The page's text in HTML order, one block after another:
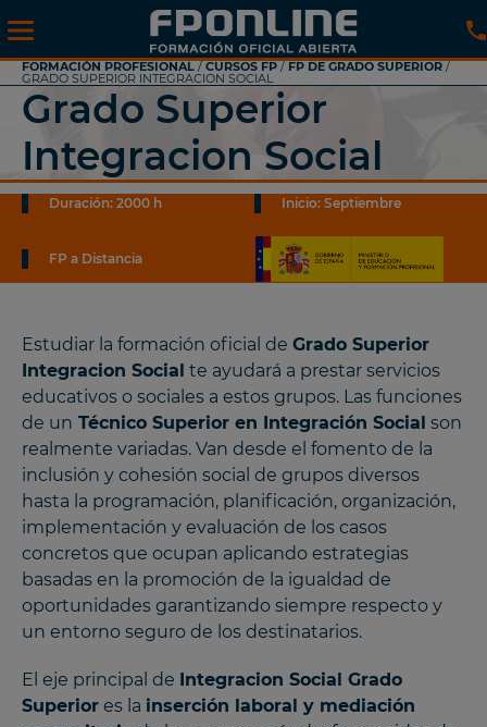
FORMACIÓN PROFESIONAL / CURSOS FP / FP DE GRADO SUPERIOR /
GRADO SUPERIOR INTEGRACION SOCIAL
Grado Superior
Integracion Social
Duración: 2000 h Inicio: Septiembre
FP a Distancia
Estudiar la formación oficial de Grado Superior
Integracion Social te ayudará a prestar servicios
educativos o sociales a estos grupos. Las funciones
de un Técnico Superior en Integración Social son
realmente variadas. Van desde el fomento de la
inclusión y cohesión social de grupos diversos
hasta la programación, planificación, organización,
implementación y evaluación de los casos
concretos que ocupan aplicando estrategias
basadas en la promoción de la igualdad de
oportunidades garantizando siempre respecto y
un entorno seguro de los destinatarios.
El eje principal de Integracion Social Grado
Superior es la inserción laboral y mediación